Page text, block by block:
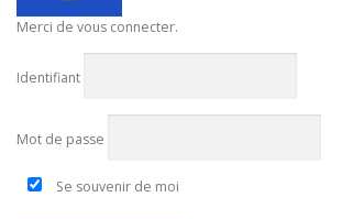
Merci de vous connecter.
Identifiant
Mot de passe
Se souvenir de moi